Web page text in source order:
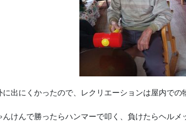
に出にくかったので、レクリエーションは屋内での
んけんで勝ったらハンマーで叩く、負けたらヘルメ